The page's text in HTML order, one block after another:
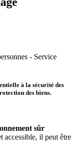
- Service
à la sécurité des
des biens.
sûr
accessible, il peut être